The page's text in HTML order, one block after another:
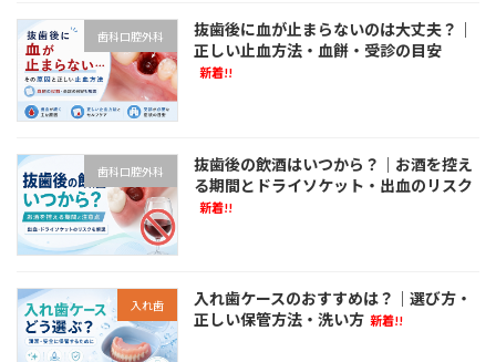
歯科口腔外科
抜歯後に血が止まらないのは大丈夫？｜
正しい止血方法・血餅・受診の目安
新着!!
歯科口腔外科
抜歯後の飲酒はいつから？｜お酒を控え
る期間とドライソケット・出血のリスク
新着!!
入れ歯
入れ歯ケースのおすすめは？｜選び方・
正しい保管方法・洗い方 新着!!